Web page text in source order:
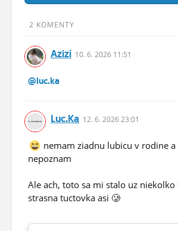
MÔJ PROFIL
NASTAVENIA
ROLETA
2 KOMENTY
Azizi 10. 6. 2026 11:51
@luc.ka
Luc.ka 12. 6. 2026 23:01
nemam ziadnu lubicu v rodine a
nepoznam
Ale ach, toto sa mi stalo uz niekolko
strasna tuctovka asi 🥲